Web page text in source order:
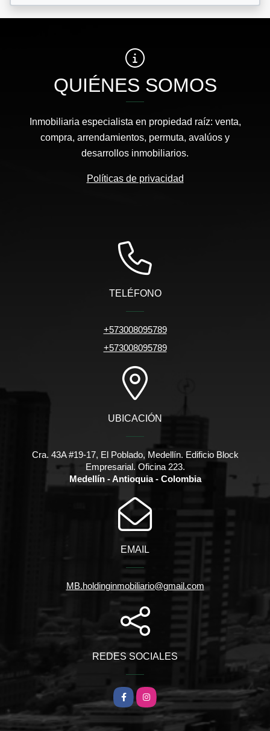
QUIÉNES SOMOS
Inmobiliaria especialista en propiedad raíz: venta,
compra, arrendamientos, permuta, avalúos y
desarrollos inmobiliarios.
Políticas de privacidad
TELÉFONO
+573008095789
+573008095789
UBICACIÓN
Cra. 43A #19-17, El Poblado, Medellín. Edificio Block
Empresarial. Oficina 223.
Medellín - Antioquia - Colombia
EMAIL
MB.holdinginmobiliario@gmail.com
REDES SOCIALES
FacebookInstagram